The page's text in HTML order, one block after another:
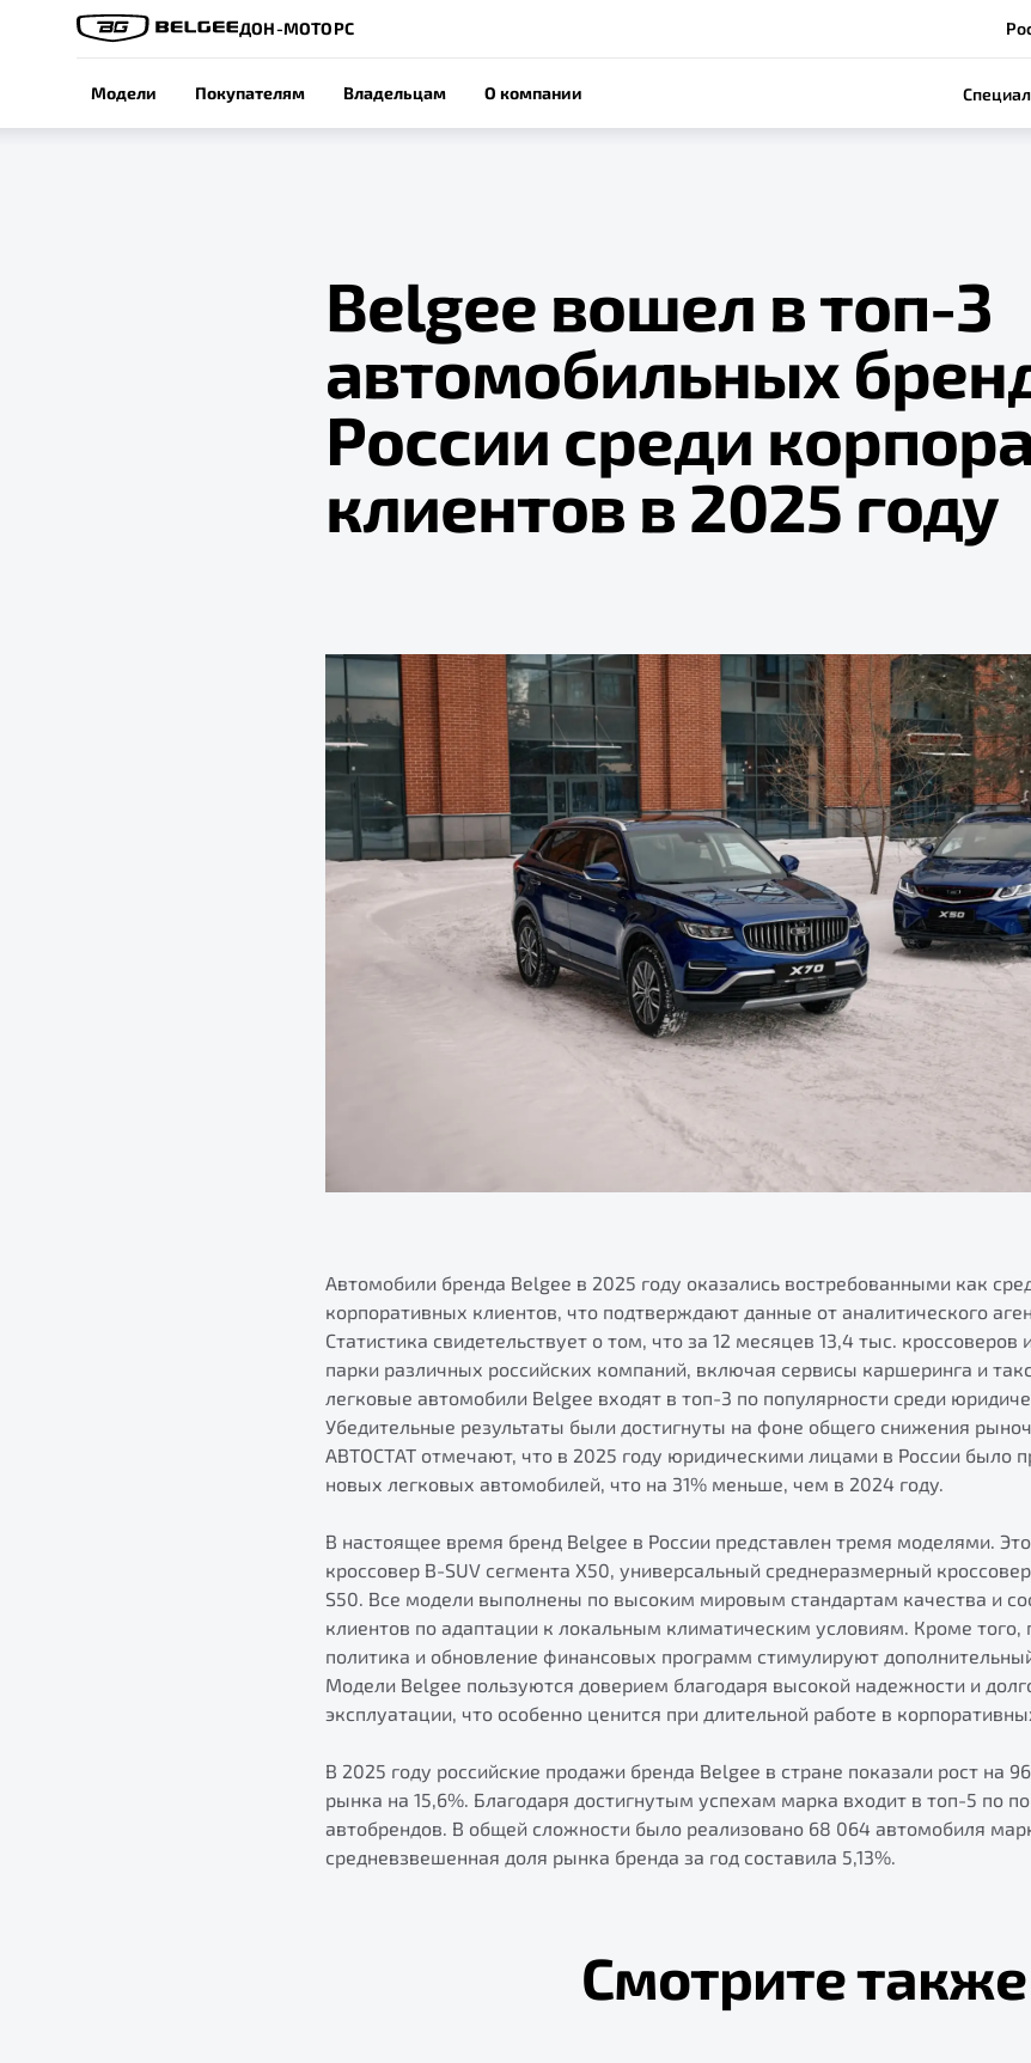
ДОН-МОТОРС
Модели Покупателям Владельцам О компании
Belgee вошел в топ-3
автомобильных
России среди
клиентов в 2025 году
Автомобили бренда Belgee в 2025 году оказались востребованными как
корпоративных клиентов, что подтверждают данные от аналитического
Статистика свидетельствует о том, что за 12 месяцев 13,4 тыс.
парки различных российских компаний, включая сервисы каршеринга и
легковые автомобили Belgee входят в топ-3 по популярности среди
Убедительные результаты были достигнуты на фоне общего снижения
АВТОСТАТ отмечают, что в 2025 году юридическими лицами в России было
новых легковых автомобилей, что на 31% меньше, чем в 2024 году.
В настоящее время бренд Belgee в России представлен тремя моделями.
кроссовер B-SUV сегмента X50, универсальный среднеразмерный
S50. Все модели выполнены по высоким мировым стандартам качества и
клиентов по адаптации к локальным климатическим условиям. Кроме того,
политика и обновление финансовых программ стимулируют
Модели Belgee пользуются доверием благодаря высокой надежности и
эксплуатации, что особенно ценится при длительной работе в
В 2025 году российские продажи бренда Belgee в стране показали рост на
рынка на 15,6%. Благодаря достигнутым успехам марка входит в топ-5 по
автобрендов. В общей сложности было реализовано 68 064 автомобиля
средневзвешенная доля рынка бренда за год составила 5,13%.
Смотрите также